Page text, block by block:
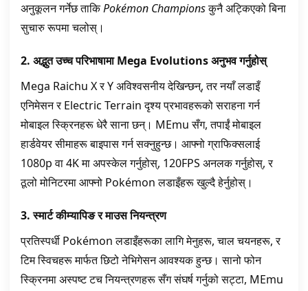
अनुकूलन गर्नेछ ताकिPokémon Championsकुनै अट्किएको बिना
सुचारु रूपमा चलोस्।
2. अद्भुत उच्च परिभाषामा Mega Evolutions अनुभव गर्नुहोस्
Mega Raichu X र Y अविश्वसनीय देखिन्छन्, तर नयाँ लडाइँ
एनिमेसन र Electric Terrain दृश्य प्रभावहरूको सराहना गर्न
मोबाइल स्क्रिनहरू धेरै साना छन्। MEmu सँग, तपाईं मोबाइल
हार्डवेयर सीमाहरू बाइपास गर्न सक्नुहुन्छ। आफ्नो ग्राफिक्सलाई
1080p वा 4K मा अपस्केल गर्नुहोस्, 120FPS अनलक गर्नुहोस्, र
ठूलो मोनिटरमा आफ्नो Pokémon लडाइँहरू खुल्दै हेर्नुहोस्।
3. स्मार्ट कीम्यापिङ र माउस नियन्त्रण
प्रतिस्पर्धी Pokémon लडाइँहरूका लागि मेनुहरू, चाल चयनहरू, र
टिम स्विचहरू मार्फत छिटो नेभिगेसन आवश्यक हुन्छ। सानो फोन
स्क्रिनमा अस्पष्ट टच नियन्त्रणहरू सँग संघर्ष गर्नुको सट्टा, MEmu